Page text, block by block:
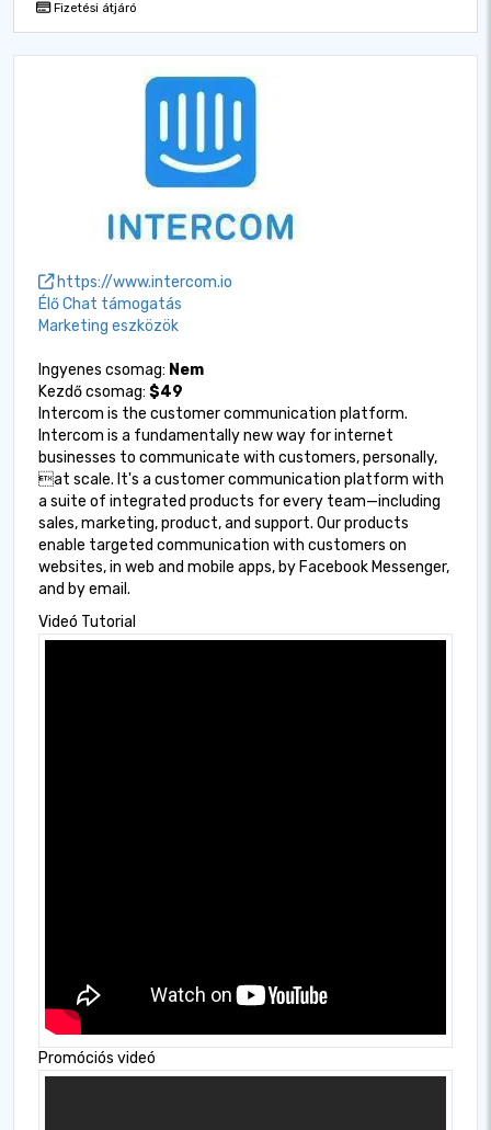
Fizetési átjáró
https://www.intercom.io
Élő Chat támogatás
Marketing eszközök
Ingyenes csomag: Nem
Kezdő csomag: $49
Intercom is the customer communication platform.
Intercom is a fundamentally new way for internet
businesses to communicate with customers, personally,
at scale. It's a customer communication platform with
a suite of integrated products for every team—including
sales, marketing, product, and support. Our products
enable targeted communication with customers on
websites, in web and mobile apps, by Facebook Messenger,
and by email.
Videó Tutorial
Promóciós videó